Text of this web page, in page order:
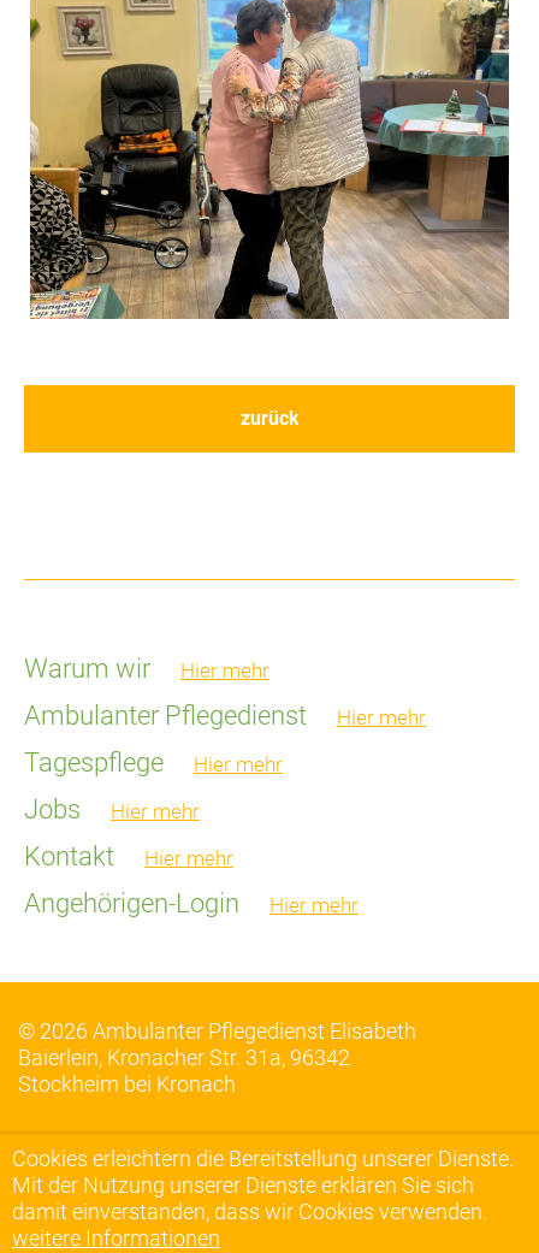
zurück
Warum wir Hier mehr
Ambulanter Pflegedienst Hier mehr
Tagespflege Hier mehr
Jobs Hier mehr
Kontakt Hier mehr
Angehörigen-Login Hier mehr
© 2026 Ambulanter Pflegedienst Elisabeth
Baierlein, Kronacher Str. 31a, 96342
Stockheim bei Kronach
Cookies erleichtern die Bereitstellung unserer Dienste.
Mit der Nutzung unserer Dienste erklären Sie sich
damit einverstanden, dass wir Cookies verwenden.
weitere Informationen